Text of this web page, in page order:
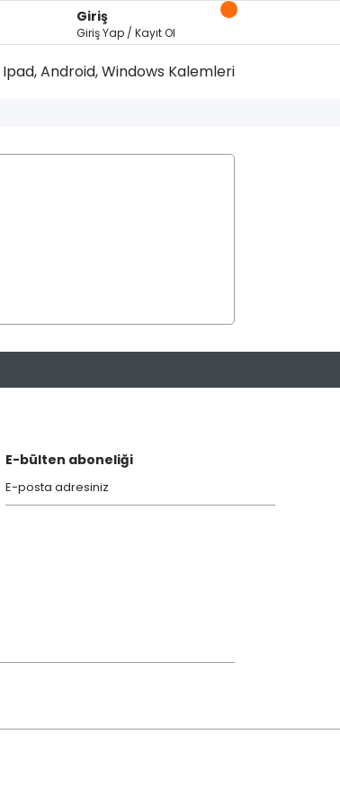
Giriş
Giriş Yap / Kayıt Ol
Ipad, Android, Windows Kalemleri
E-bülten aboneliği